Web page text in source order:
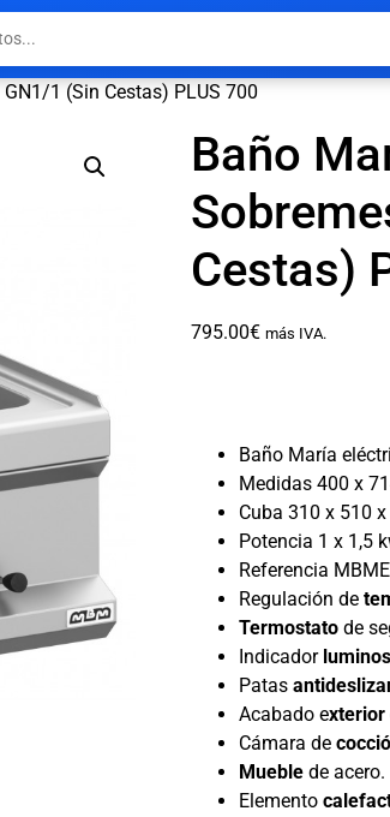
1 (Sin Cestas) PLUS 700
Baño
Cestas)
795.00€ más IVA.
Baño María
Medidas 400 x
Cuba 310 x 510
Potencia 1 x 1,5
Referencia
Regulación de
Termostatode
Indicador
Patas
Acabado exterior
Cámara de
Mueblede acero.
Elemento